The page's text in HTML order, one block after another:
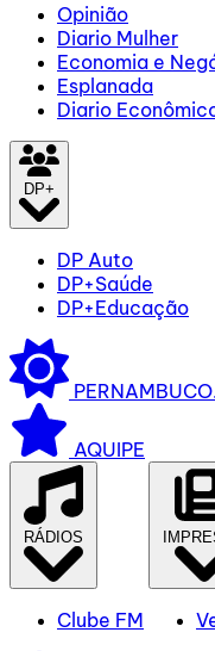
Opinião
Diario Mulher
Economia e
Esplanada
Diario
DP+
DP Auto
DP+Saúde
DP+Educação
AQUIPE
RÁDIOS
Clube FM